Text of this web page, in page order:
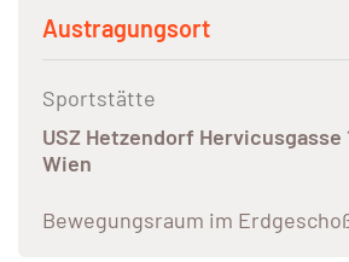
Austragungsort
Sportstätte
USZ Hetzendorf Hervicusgasse
Wien
Bewegungsraum im